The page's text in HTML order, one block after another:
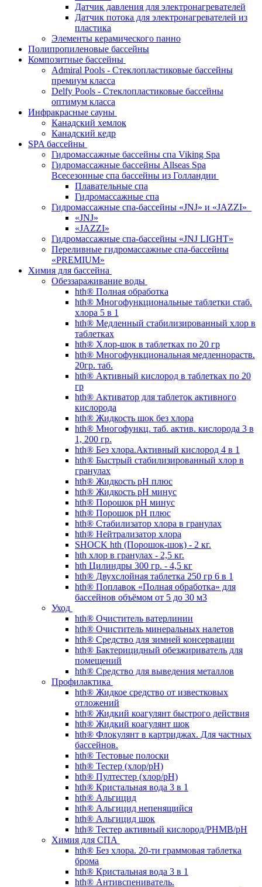
Датчик давления для электронагревателей
Датчик потока для электронагревателей из
пластика
Элементы керамического панно
Полипропиленовые бассейны
Композитные бассейны
Admiral Pools - Стеклопластиковые бассейны
премиум класса
Delfy Pools - Стеклопластиковые бассейны
оптимум класса
Инфракрасные сауны
Канадский хемлок
Канадский кедр
SPA бассейны
Гидромассажные бассейны спа Viking Spa
Гидромассажные бассейны Allseas Spa
Всесезонные спа бассейны из Голландии
Плавательные спа
Гидромассажные спа
Гидромассажные спа-бассейны «JNJ» и «JAZZI»
«JNJ»
«JAZZI»
Гидромассажные спа-бассейны «JNJ LIGHT»
Переливные гидромассажные спа-бассейны
«PREMIUM»
Химия для бассейна
Обеззараживание воды
hth® Полная обработка
hth® Многофункциональные таблетки стаб.
хлора 5 в 1
hth® Медленный стабилизированный хлор в
таблетках
hth® Хлор-шок в таблетках по 20 гр
hth® Многофункциональная медленнораств.
20гр. таб.
hth® Активный кислород в таблетках по 20
гр
hth® Активатор для таблеток активного
кислорода
hth® Жидкость шок без хлора
hth® Многофункц. таб. актив. кислорода 3 в
1, 200 гр.
hth® Без хлора.Активный кислород 4 в 1
hth® Быстрый стабилизированный хлор в
гранулах
hth® Жидкость pH плюс
hth® Жидкость pH минус
hth® Порошок pH минус
hth® Порошок pH плюс
hth® Стабилизатор хлора в гранулах
hth® Нейтрализатор хлора
SHOCK hth (Порошок-шок) - 2 кг.
hth хлор в гранулах - 2,5 кг.
hth Цилиндры 300 гр. - 4,5 кг
hth® Двухслойная таблетка 250 гр 6 в 1
hth® Поплавок «Полная обработка» для
бассейнов объёмом от 5 до 30 м3
Уход
hth® Очиститель ватерлинии
hth® Очиститель минеральных налетов
hth® Средство для зимней консервации
hth® Бактерицидный обезжириватель для
помещений
hth® Средство для выведения металлов
Профилактика
hth® Жидкое средство от известковых
отложений
hth® Жидкий коагулянт быстрого действия
hth® Жидкий коагулянт шок
hth® Флокулянт в картриджах. Для частных
бассейнов.
hth® Тестовые полоски
hth® Тестер (хлор/pH)
hth® Пултестер (хлор/pH)
hth® Кристальная вода 3 в 1
hth® Альгицид
hth® Альгицид непенящийся
hth® Альгицид шок
hth® Тестер активный кислород/PHMB/pH
Химия для СПА
hth® Без хлора. 20-ти граммовая таблетка
брома
hth® Кристальная вода 3 в 1
hth® Антивспениватель.